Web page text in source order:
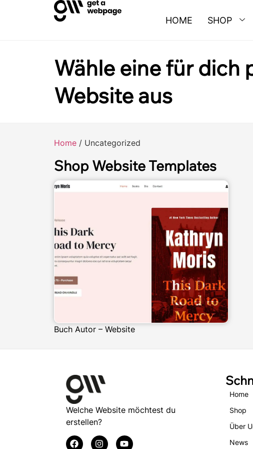
HOME SHOP
Wähle eine für dich
Website aus
Home/ Uncategorized
Shop Website Templates
Jetzt kaufen
Buch Autor – Website
Welche Website möchtest du
erstellen?
Home
Shop
Über
News